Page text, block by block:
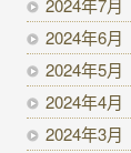
2024年7月
2024年6月
2024年5月
2024年4月
2024年3月